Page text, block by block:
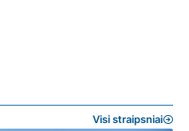
Visi straipsniai